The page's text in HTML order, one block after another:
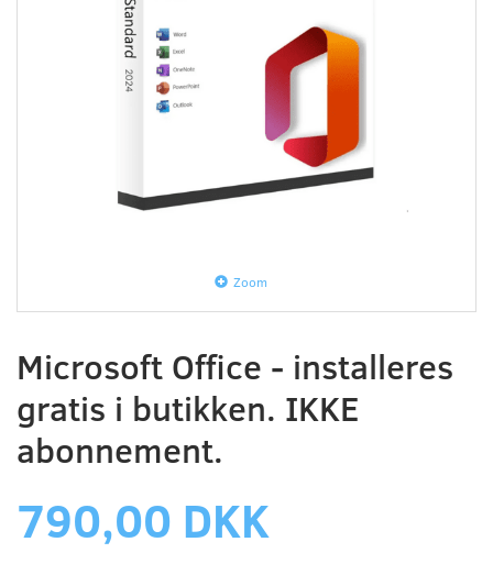
Zoom
Microsoft Office - installeres
gratis i butikken. IKKE
abonnement.
790,00 DKK